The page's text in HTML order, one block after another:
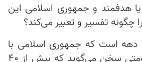
یا هدفمند و جمهوری اسلامی این
چگونه تفسیر و تعبیر می‌کند؟
است که جمهوری اسلامی با
افتخار از محور مقاومتی سخن می‌گوید که بیش از ۴۰